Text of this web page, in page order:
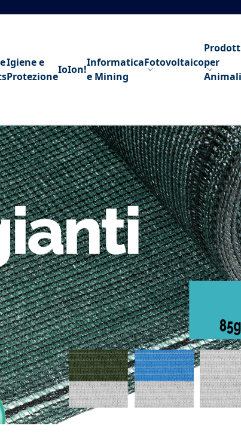
Igiene e
Protezione
IoIon!
Informatica
e Mining
Fotovoltaicoper
Animali